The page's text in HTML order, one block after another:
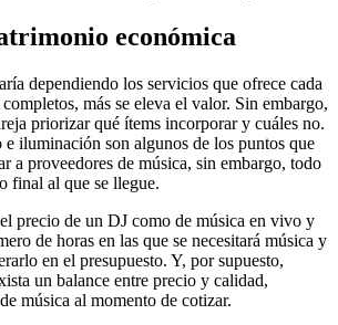
económica
dependiendo los servicios que ofrece cada
más se eleva el valor. Sin embargo,
priorizar qué ítems incorporar y cuáles no.
iluminación son algunos de los puntos que
a proveedores de música, sin embargo, todo
final al que se llegue.
precio de un DJ como de música en vivo y
de horas en las que se necesitará música y
en el presupuesto. Y, por supuesto,
un balance entre precio y calidad,
música al momento de cotizar.